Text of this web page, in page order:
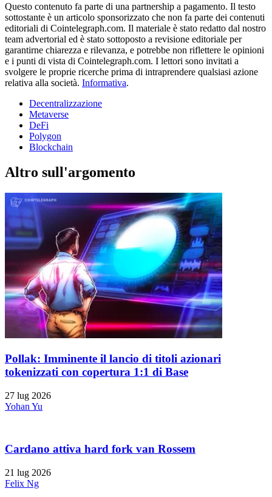
Questo contenuto fa parte di una partnership a pagamento. Il testo
sottostante è un articolo sponsorizzato che non fa parte dei contenuti
editoriali di Cointelegraph.com. Il materiale è stato redatto dal nostro
team advertorial ed è stato sottoposto a revisione editoriale per
garantirne chiarezza e rilevanza, e potrebbe non riflettere le opinioni
e i punti di vista di Cointelegraph.com. I lettori sono invitati a
svolgere le proprie ricerche prima di intraprendere qualsiasi azione
relativa alla società. Informativa.
Decentralizzazione
Metaverse
DeFi
Polygon
Blockchain
Altro sull'argomento
Pollak: Imminente il lancio di titoli azionari
tokenizzati con copertura 1:1 di Base
27 lug 2026
Yohan Yu
Cardano attiva hard fork van Rossem
21 lug 2026
Felix Ng